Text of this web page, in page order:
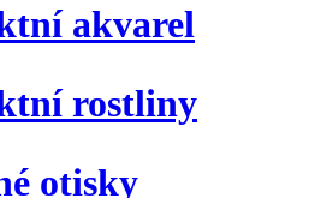
akvarel
rostliny
otisky